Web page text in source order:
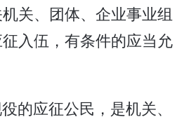
关、团体、企业事业组
入伍，有条件的应当允
的应征公民，是机关、